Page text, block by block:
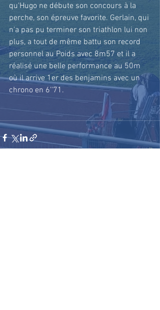
qu'Hugo ne débute son concours à la
perche, son épreuve favorite. Gerlain, qui
n'a pas pu terminer son triathlon lui non
plus, a tout de même battu son record
personnel au Poids avec 8m57 et il a
réalisé une belle performance au 50m
où il arrive 1er des benjamins avec un
chrono en 6''71.